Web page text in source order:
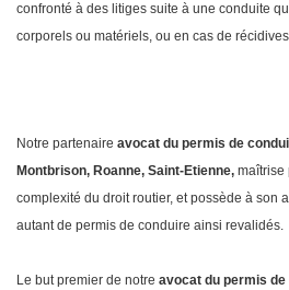
confronté à des litiges suite à une conduite
corporels ou matériels, ou en cas de
Notre partenaire avocat du permis de
Montbrison, Roanne, Saint-Etienne, maîtrise
complexité du droit routier, et possède à son
autant de permis de conduire ainsi revalidés.
Le but premier de notre avocat du permis